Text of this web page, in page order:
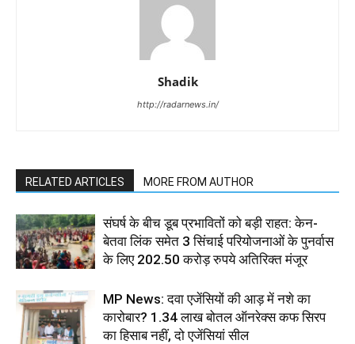
Shadik
http://radarnews.in/
RELATED ARTICLES MORE FROM AUTHOR
संघर्ष के बीच डूब प्रभावितों को बड़ी राहत: केन-
बेतवा लिंक समेत 3 सिंचाई परियोजनाओं के पुनर्वास
के लिए 202.50 करोड़ रुपये अतिरिक्त मंजूर
MP News: दवा एजेंसियों की आड़ में नशे का
कारोबार? 1.34 लाख बोतल ऑनरेक्स कफ सिरप
का हिसाब नहीं, दो एजेंसियां सील